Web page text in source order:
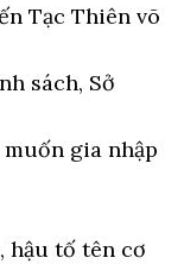
Tạc Thiên võ
sách, Sở
gia nhập
hậu tố tên cơ